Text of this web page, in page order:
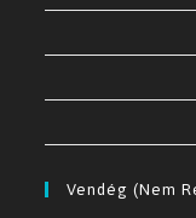
Vendég (nem